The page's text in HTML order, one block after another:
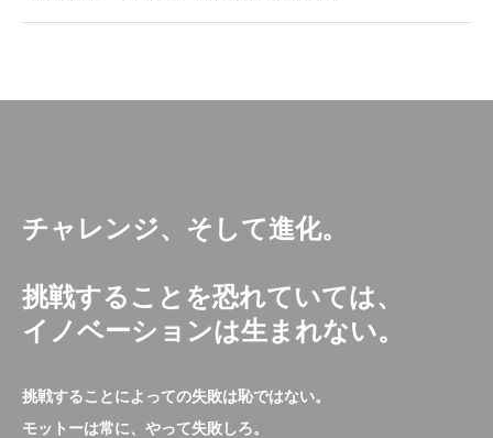
チャレンジ、そして進化。
挑戦することを恐れていては、
イノベーションは生まれない。
挑戦することによっての失敗は恥ではない。
モットーは常に、やって失敗しろ。